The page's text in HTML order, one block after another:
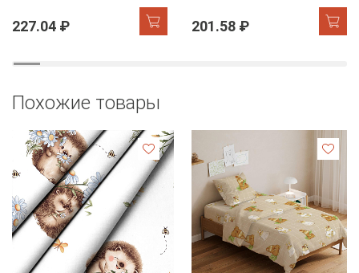
227.04 ₽ 201.58 ₽
Похожие товары